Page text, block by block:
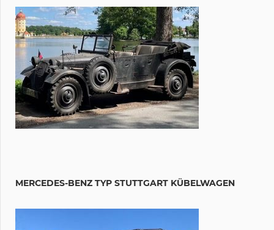
MERCEDES-BENZ TYP STUTTGART KÜBELWAGEN